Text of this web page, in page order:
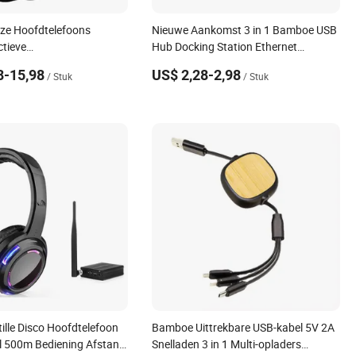
Hoofdtelefoons
Vouwbare
15,98 / Stuk
Nieuwe Aankomst 3 in 1 Bamboe USB
Hub Docking Station Ethernet
Groothandel
US$ 2,28-2,98/ Stuk
Disco Hoofdtelefoon
500m Bediening Afstand
Bamboe Uittrekbare USB-kabel 5V 2A
Snelladen 3 in 1 Multi-opladers